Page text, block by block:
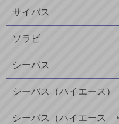
サイバス
ソラビ
シーバス
シーバス（ハイエース）
シーバス（ハイエース